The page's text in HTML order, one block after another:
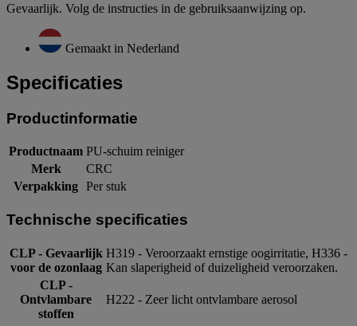
Gevaarlijk. Volg de instructies in de gebruiksaanwijzing op.
Gemaakt in Nederland
Specificaties
Productinformatie
Productnaam PU-schuim reiniger
Merk
CRC
Verpakking Per stuk
Technische specificaties
CLP - Gevaarlijk
voor de ozonlaag
H319 - Veroorzaakt ernstige oogirritatie, H336 -
Kan slaperigheid of duizeligheid veroorzaken.
CLP -
Ontvlambare
stoffen
H222 - Zeer licht ontvlambare aerosol